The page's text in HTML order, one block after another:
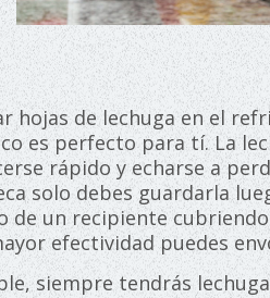
hojas de lechuga en el
es perfecto para tí. La
rápido y echarse a
solo debes guardarla
de un recipiente
efectividad puedes
siempre tendrás